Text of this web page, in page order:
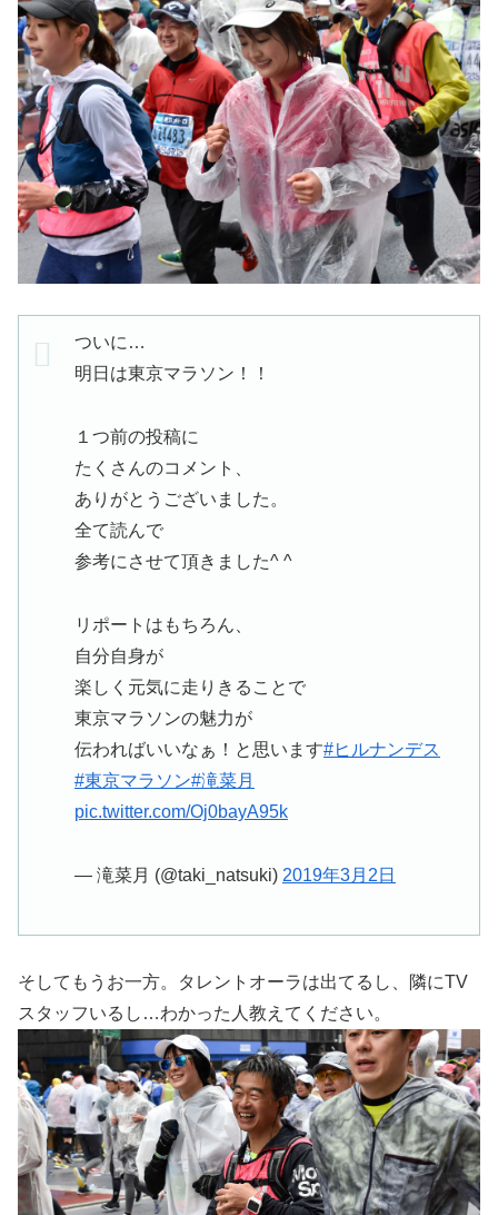
ついに…
明日は東京マラソン！！
１つ前の投稿に
たくさんのコメント、
ありがとうございました。
全て読んで
参考にさせて頂きました^ ^
リポートはもちろん、
自分自身が
楽しく元気に走りきることで
東京マラソンの魅力が
伝わればいいなぁ！と思います#ヒルナンデス
#東京マラソン#滝菜月
pic.twitter.com/Oj0bayA95k
— 滝菜月 (@taki_natsuki) 2019年3月2日
そしてもうお一方。タレントオーラは出てるし、隣にTV
スタッフいるし…わかった人教えてください。